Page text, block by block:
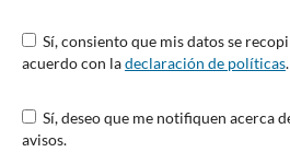
Sí, consiento que mis datos se recopilen y se almacenen de
acuerdo con ladeclaración de políticas.
Sí, deseo que me notifiquen acerca de nuevas publicaciones y
avisos.